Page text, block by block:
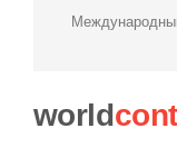
world